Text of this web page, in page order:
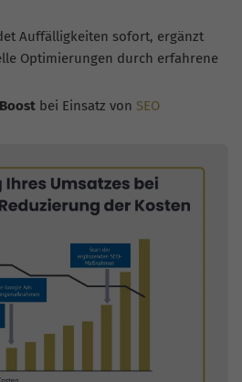
Auffälligkeiten sofort, ergänzt
Optimierungen durch erfahrene
bei Einsatz von SEO